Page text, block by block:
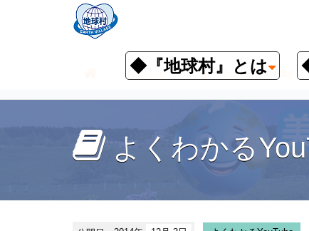
◆『地球村』とは
お知らせ よくわかるYouTube
よくわかる